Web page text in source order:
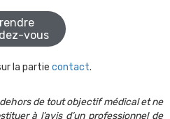
vous
la partie contact.
de tout objectif médical et ne
à l’avis d’un professionnel de